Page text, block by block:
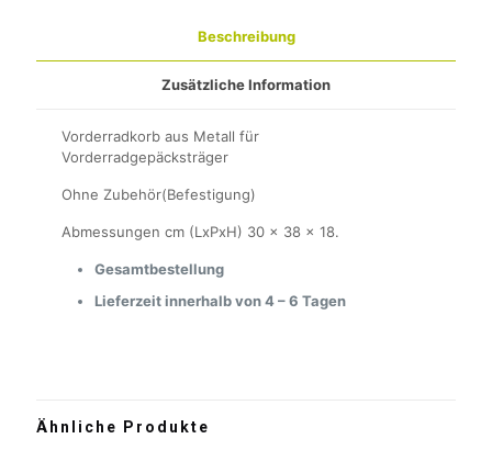
Beschreibung
Zusätzliche Information
Vorderradkorb aus Metall für
Vorderradgepäcksträger
Ohne Zubehör(Befestigung)
Abmessungen cm (LxPxH) 30 x 38 x 18.
Gesamtbestellung
Lieferzeit innerhalb von 4 – 6 Tagen
Ähnliche Produkte